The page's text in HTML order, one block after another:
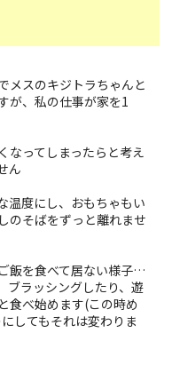
メスのキジトラちゃんと
が、私の仕事が家を1
なってしまったらと考え
ん
温度にし、おもちゃもい
のそばをずっと離れませ
飯を食べて居ない様子…
ブラッシングしたり、遊
食べ始めます(この時め
してもそれは変わりま